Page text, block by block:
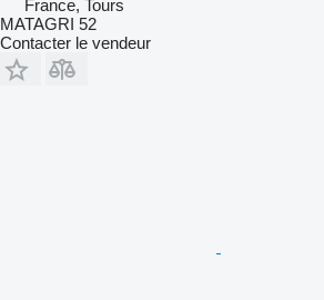
France, Tours
MATAGRI 52
Contacter le vendeur